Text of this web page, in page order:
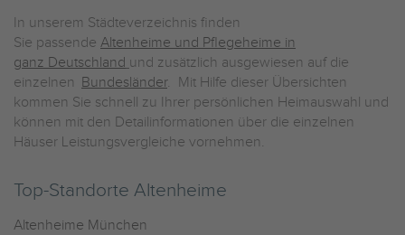
In unserem Städteverzeichnis finden
Sie passende Altenheime und Pflegeheime in
ganz Deutschland und zusätzlich ausgewiesen auf die
einzelnen Bundesländer. Mit Hilfe dieser Übersichten
kommen Sie schnell zu Ihrer persönlichen Heimauswahl und
können mit den Detailinformationen über die einzelnen
Häuser Leistungsvergleiche vornehmen.
Top-Standorte Altenheime
Altenheime München